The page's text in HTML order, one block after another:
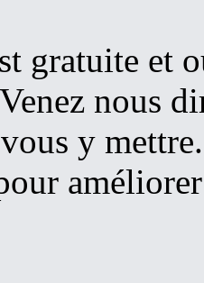
gratuite et
nous
y